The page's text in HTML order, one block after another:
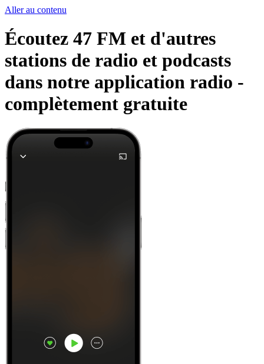
Aller au contenu
Écoutez 47 FM et d'autres
stations de radio et podcasts
dans notre application radio -
complètement gratuite